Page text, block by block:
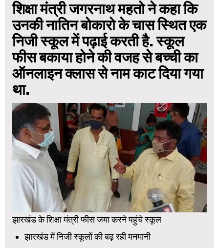
शिक्षा मंत्री जगरनाथ महतो ने कहा कि
उनकी नातिन बोकारो के चास स्थित एक
निजी स्कूल में पढ़ाई करती है. स्कूल
फीस बकाया होने की वजह से बच्ची का
ऑनलाइन क्लास से नाम काट दिया गया
था.
झारखंड के शिक्षा मंत्री फीस जमा करने पहुंचे स्कूल
झारखंड में निजी स्कूलों की बढ़ रही मनमानी